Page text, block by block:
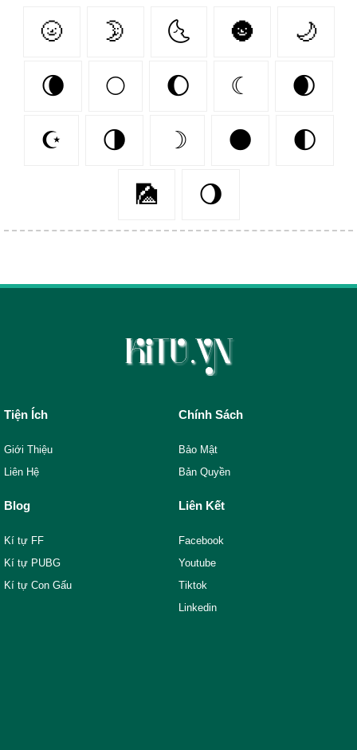
🌝 🌛 🌜 🌚 🌙
🌘 🌕 🌔 ☾ 🌒
☪️ 🌗 ☽ 🌑 🌓
🎑 🌖
Tiện Ích
Giới Thiệu
Liên Hệ
Chính Sách
Bảo Mật
Bản Quyền
Blog
Kí tự FF
Kí tự PUBG
Kí tự Con Gấu
Liên Kết
Facebook
Youtube
Tiktok
Linkedin